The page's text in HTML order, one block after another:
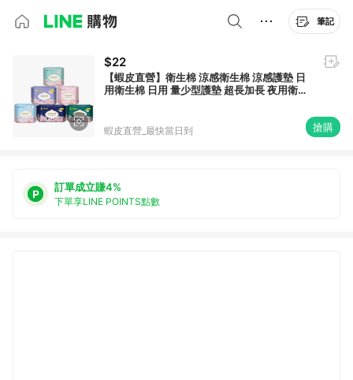
筆記
$22
【蝦皮直營】衛生棉 涼感衛生棉 涼感護墊 日
用衛生棉 日用 量少型護墊 超長加長 夜用衛生
蝦皮直營_最快當日到 搶購
訂單成立賺4%
下單享LINE POINTS點數